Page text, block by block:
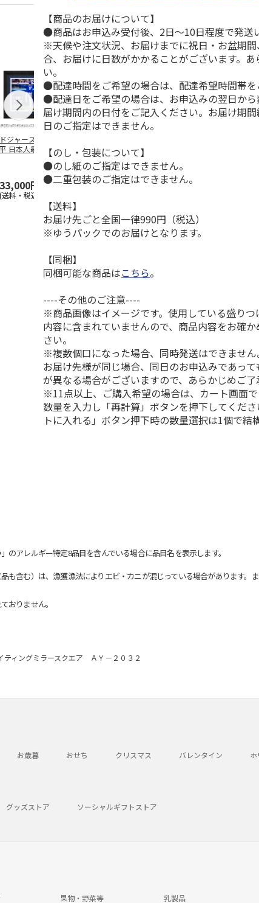
ドジャース 大谷翔
平 日本人最多53試
合連続出塁記念 ダ
33,000円
(送料・税込)
谷翔平 2026 NL 3・
4月投手…
33,000円
イ…
9,900円
【商品のお届けについて】
●商品はお申込み受付後、2日～10日程度で発送
※天候や注文状況、お届けまでに祝日・お盆期
合、お届けに日数がかかることがございます。
い。
●配達時間をご希望の場合は、配達希望時間帯を
●配達日をご希望の場合は、お申込みの翌日か
届け期間内の日付をご記入ください。お届け期
日のご指定はできません。
【のし・包装について】
●のし紙のご指定はできません。
●二重包装のご指定はできません。
【送料】
お届け先ごと全国一律990円（税込）
※ゆうパックでのお届けとなります。
【同梱】
同梱可能な商品はこちら。
----その他のご注意----
※商品画像はイメージです。使用している盛り
内容に含まれていませんので、商品内容をお確
さい。
※複数個口になった場合、同時発送はできませ
お届け先様が同じ場合、同日のお申込みであっ
が異なる場合がございますので、あらかじめご了
※11点以上、ご購入希望の場合は、カート画面
数量を入力し「再計算」ボタンを押下してくだ
トに入れる」ボタン押下時の数量選択は1個で結構
アレルギー特定8品目を含んでいる場合に品目名を表示します。
含む）は、漁獲漁法によりエビ・カニが混じっている場合があります。
おりません。
ティングミラースクエア ＡＹ－２０３２
お歳暮 おせち クリスマス バレンタイン
グッズストア ソーシャルギフトストア
果物・野菜等 乳製品